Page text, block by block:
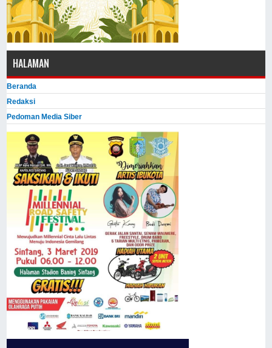
HALAMAN
Beranda
Redaksi
Pedoman Media Siber